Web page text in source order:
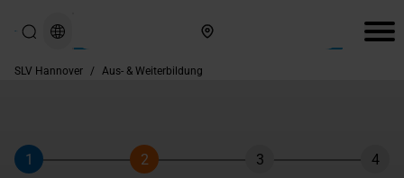
SLV Hannover / Aus- & Weiterbildung
Schritt
1
Schritt
2
Schritt
3 4